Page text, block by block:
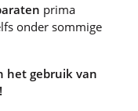
prima
onder sommige
het gebruik van